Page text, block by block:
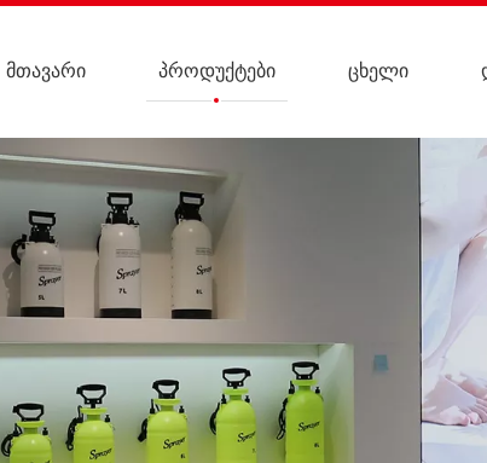
მთავარი პროდუქტები ცხელი